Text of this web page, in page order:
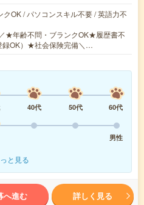
クOK / パソコンスキル不要 / 英語力不
★年齢不問・ブランクOK★履歴書不
録OK）★社会保険完備＼…
40代 50代
60代
男性
と見る
へ進む 詳しく見る